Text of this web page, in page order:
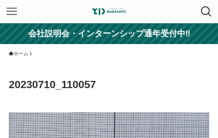
会社説明会・インターンシップ通年受付中‼
ホーム
20230710_110057